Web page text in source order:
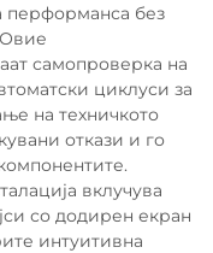
перформанса без
Овие
самопроверка на
циклуси за
на техничкото
откази и го
вклучува
со додирен екран
интуитивна